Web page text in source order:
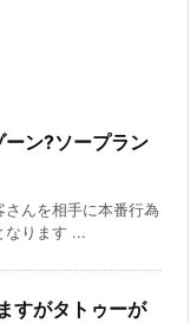
ン?ソープラン
んを相手に本番行為
なります ...
すがタトゥーが